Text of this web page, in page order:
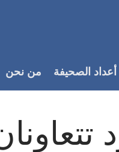
أعداد الصحيفة من نحن